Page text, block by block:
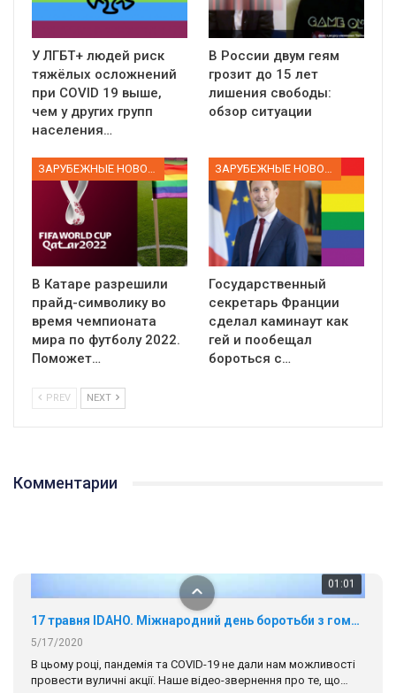
У ЛГБТ+ людей риск
тяжёлых осложнений
при COVID 19 выше,
чем у других групп
населения…
В России двум геям
грозит до 15 лет
лишения свободы:
обзор ситуации
В Катаре разрешили
прайд-символику во
время чемпионата
мира по футболу 2022.
Поможет…
Государственный
секретарь Франции
сделал каминаут как
гей и пообещал
бороться с…
PREV NEXT
Комментарии
5/17/2020
ГАУ є в 16 областях України.
Разом наш голос лунає гучніше!